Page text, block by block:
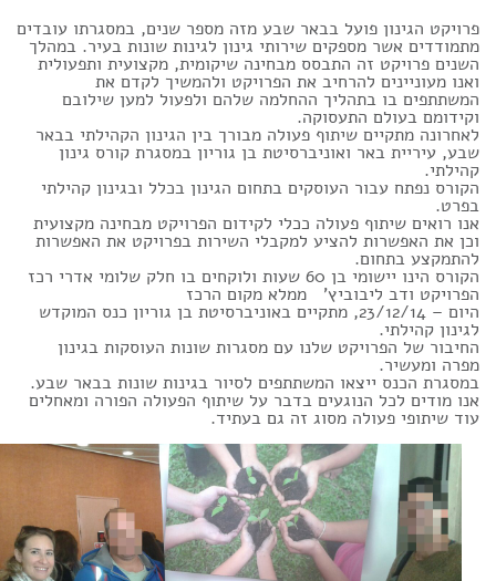
פרויקט הגינון פועל בבאר שבע מזה מספר שנים, במסגרתו עובדים
מתמודדים אשר מספקים שירותי גינון לגינות שונות בעיר. במהלך
השנים פרויקט זה התבסס מבחינה שיקומית, מקצועית ותפעולית
ואנו מעוניינים להרחיב את הפרויקט ולהמשיך לקדם את
המשתתפים בו בתהליך ההחלמה שלהם ולפעול למען שילובם
וקידומם בעולם התעסוקה.
לאחרונה מתקיים שיתוף פעולה מבורך בין הגינון הקהילתי בבאר
שבע, עיריית באר ואוניברסיטת בן גוריון במסגרת קורס גינון
קהילתי.
הקורס נפתח עבור העוסקים בתחום הגינון בכלל ובגינון קהילתי
בפרט.
אנו רואים שיתוף פעולה ככלי לקידום הפרויקט מבחינה מקצועית
וכן את האפשרות להציע למקבלי השירות בפרויקט את האפשרות
להתמקצע בתחום.
הקורס הינו יישומי בן 60 שעות ולוקחים בו חלק שלומי אדרי רכז
הפרויקט ודב ליבוביץ' ממלא מקום הרכז
היום – 23/12/14, מתקיים באוניברסיטת בן גוריון כנס המוקדש
לגינון קהילתי.
החיבור של הפרויקט שלנו עם מסגרות שונות העוסקות בגינון
מפרה ומעשיר.
במסגרת הכנס ייצאו המשתתפים לסיור בגינות שונות בבאר שבע.
אנו מודים לכל הנוגעים בדבר על שיתוף הפעולה הפורה ומאחלים
עוד שיתופי פעולה מסוג זה גם בעתיד.